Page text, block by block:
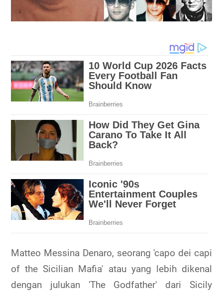
Matteo Messina Denaro, seorang 'capo dei capi
of the Sicilian Mafia' atau yang lebih dikenal
dengan julukan 'The Godfather' dari Sicily